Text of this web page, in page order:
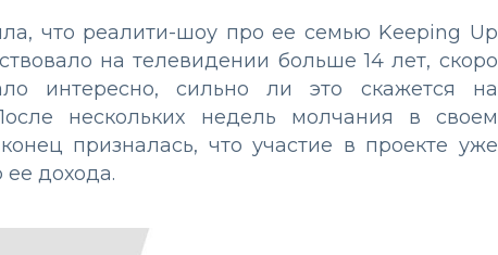
что реалити-шоу про ее семью Keeping Up
на телевидении больше 14 лет, скоро
интересно, сильно ли это скажется на
нескольких недель молчания в своем
призналась, что участие в проекте уже
дохода.